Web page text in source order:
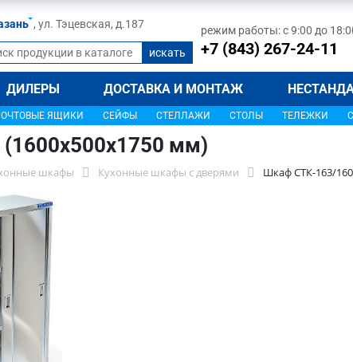
, ул. Тэцевская, д.187 режим работы: с 9:00 до
+7 (843) 267-24-11
ДИЛЕРЫ ДОСТАВКА И МОНТАЖ
ЯЩИКИ СЕЙФЫ СТЕЛЛАЖИ СТОЛЫ ТЕЛЕЖКИ
мм)
шкафы Кухонные шкафы с дверями Шкаф СТК-163/